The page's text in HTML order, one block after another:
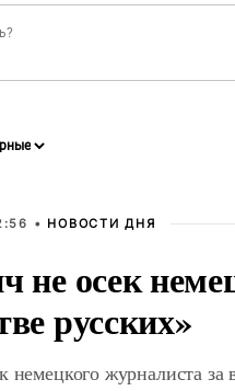
• НОВОСТИ ДНЯ
не осек
русских»
журналиста за